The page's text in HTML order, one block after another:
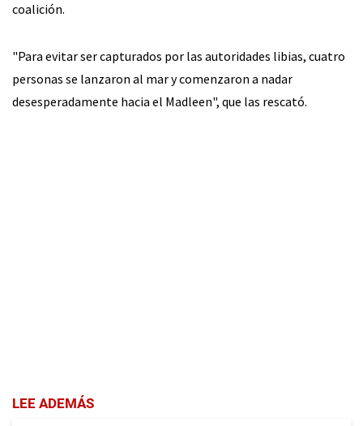
coalición.
"Para evitar ser capturados por las autoridades libias, cuatro
personas se lanzaron al mar y comenzaron a nadar
desesperadamente hacia el Madleen", que las rescató.
LEE ADEMÁS